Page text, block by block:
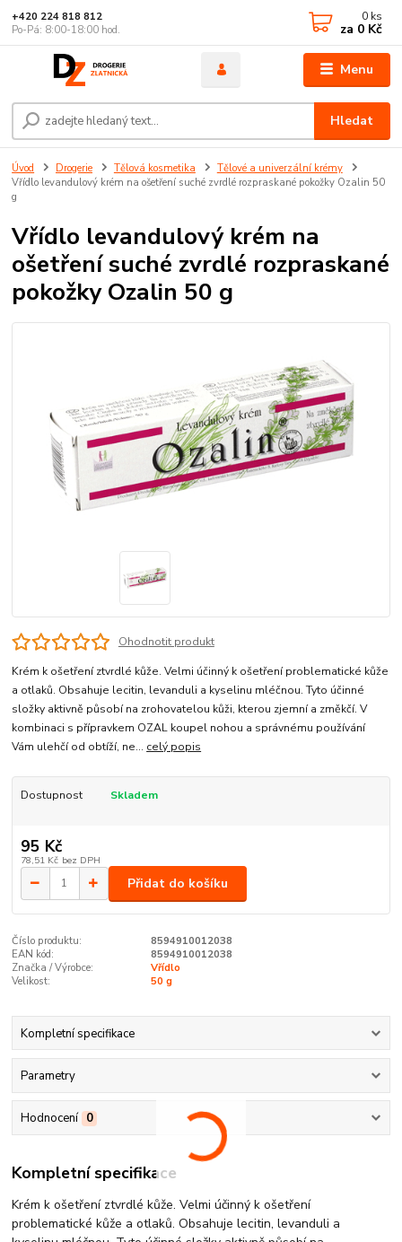
Menu
Hledat
+420 224 818 812
Po-Pá: 8:00-18:00 hod.
0 ks
za 0 Kč
Úvod Drogerie Tělová kosmetika
Tělové a univerzální krémy
Vřídlo levandulový krém na ošetření suché zvrdlé rozpraskané pokožky Ozalin 50
g
Vřídlo levandulový krém na
ošetření suché zvrdlé rozpraskané
pokožky Ozalin 50 g
Ohodnotit produkt
Krém k ošetření ztvrdlé kůže. Velmi účinný k ošetření problematické kůže
a otlaků. Obsahuje lecitin, levanduli a kyselinu mléčnou. Tyto účinné
složky aktivně působí na zrohovatelou kůži, kterou zjemní a změkčí. V
kombinaci s přípravkem OZAL koupel nohou a správnému používání
Vám ulehčí od obtíží, ne... celý popis
Dostupnost Skladem
95 Kč
78,51 Kč bez DPH
Přidat do košíku
Číslo produktu:
8594910012038
EAN kód:
8594910012038
Značka / Výrobce:
Vřídlo
Velikost:
50 g
Kompletní specifikace
Parametry
Hodnocení 0
Kompletní specifikace
Krém k ošetření ztvrdlé kůže. Velmi účinný k ošetření
problematické kůže a otlaků. Obsahuje lecitin, levanduli a